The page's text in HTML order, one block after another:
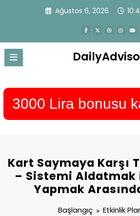
Ağustos 6, 2026
3000 Lira bonusu
Kart Saymaya Karşı
– Sistemi Aldatmak
Yapmak
Başlangıç
Etkinlik